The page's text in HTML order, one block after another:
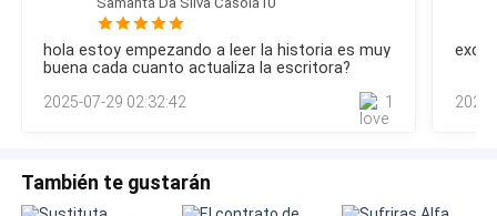
—No tengo hijos, no estoy casada ni en pareja, tengo
mucho tiempo libre —contesta encogiéndose de
hombros.
—¿Tiene algún título universitario? —inquiero.
incompleto, de que me falta una parte vital de mi ser. La
oscuridad se profundiza, y siento que me ahogo, que me
pierdo en la inmensidad del vacío. Es la sensación de la
muerte, de la nada.—No… —murmuro, mi voz se pierde en el
silencio, un susurro de des
hola estoy empezando a leer la historia es muy
buena cada cuanto actualiza la escritora?
2025-07-29 02:32:42
1
También te gustarán